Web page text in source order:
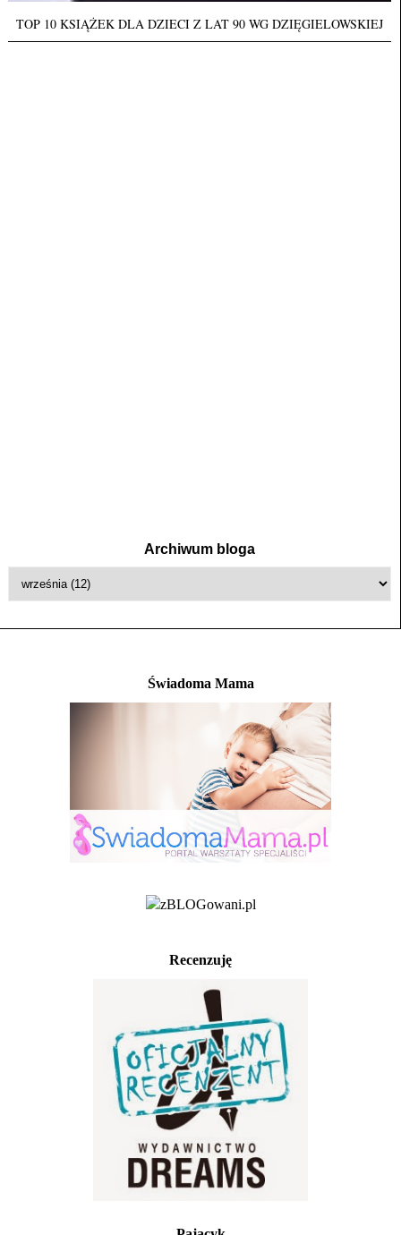
TOP 10 KSIĄŻEK DLA DZIECI Z LAT 90 WG DZIĘGIELOWSKIEJ
Archiwum bloga
Świadoma Mama
Recenzuję